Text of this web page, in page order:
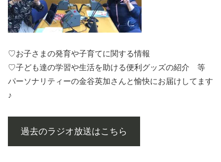
♡お子さまの発育や子育てに関する情報
♡子ども達の学習や生活を助ける便利グッズの紹介 等
パーソナリティーの金谷英加さんと愉快にお届けしてます
♪
過去のラジオ放送はこちら